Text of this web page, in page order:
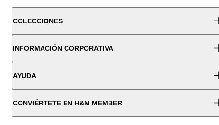
COLECCIONES
INFORMACIÓN CORPORATIVA
AYUDA
CONVIÉRTETE EN H&M MEMBER